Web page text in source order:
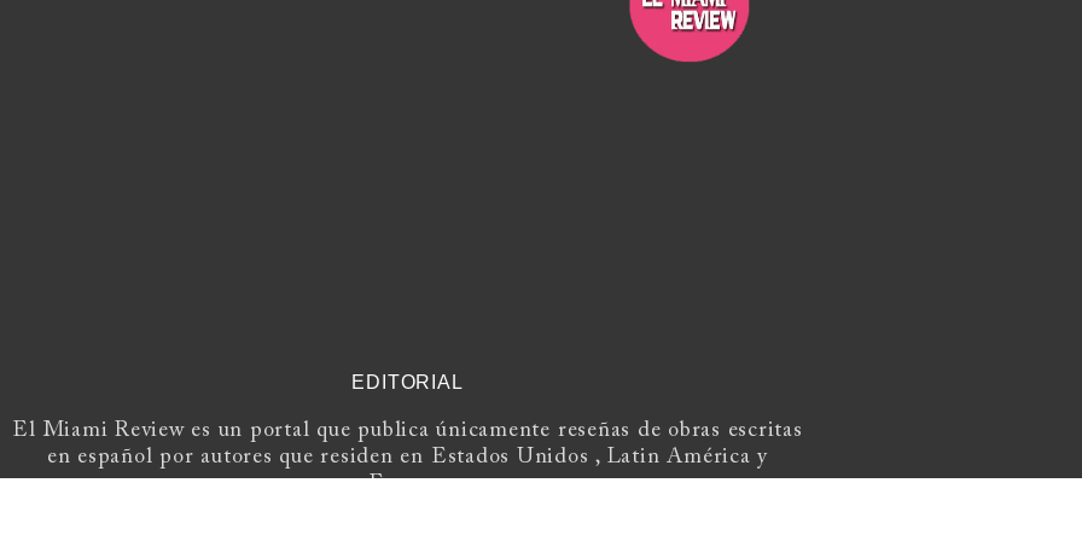
EDITORIAL
El Miami Review es un portal que publica únicamente reseñas de obras escritas
en español por autores que residen en Estados Unidos , Latin América y
Europa.